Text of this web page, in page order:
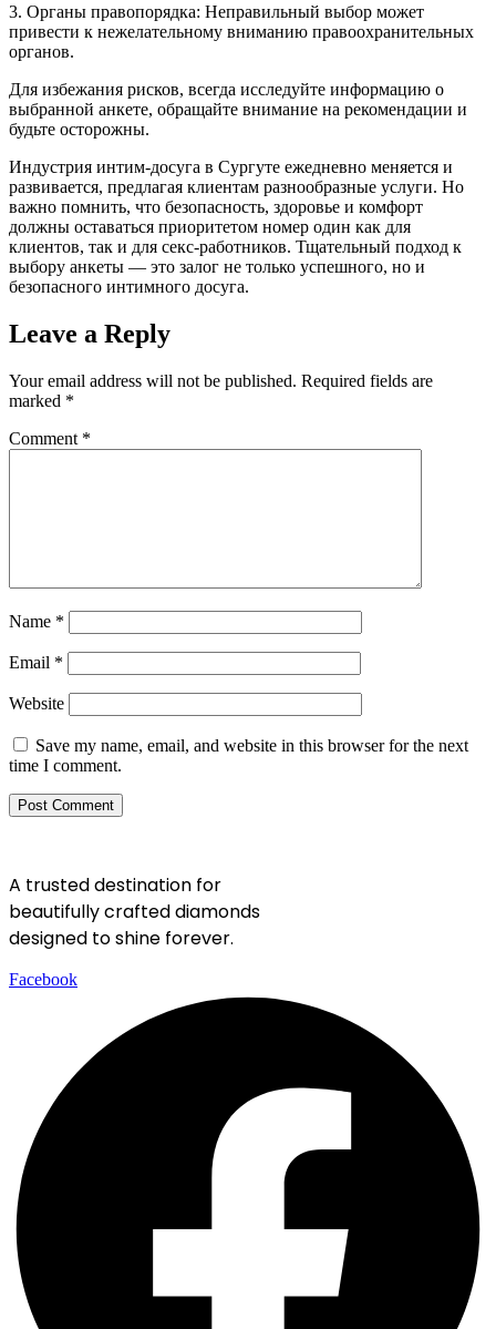
3. Органы правопорядка: Неправильный выбор может
привести к нежелательному вниманию правоохранительных
органов.
Для избежания рисков, всегда исследуйте информацию о
выбранной анкете, обращайте внимание на рекомендации и
будьте осторожны.
Индустрия интим-досуга в Сургуте ежедневно меняется и
развивается, предлагая клиентам разнообразные услуги. Но
важно помнить, что безопасность, здоровье и комфорт
должны оставаться приоритетом номер один как для
клиентов, так и для секс-работников. Тщательный подход к
выбору анкеты — это залог не только успешного, но и
безопасного интимного досуга.
Leave a Reply
Your email address will not be published. Required fields are
marked *
Comment *
Name *
Email *
Website
Save my name, email, and website in this browser for the next
time I comment.
A trusted destination for
beautifully crafted diamonds
designed to shine forever.
Facebook